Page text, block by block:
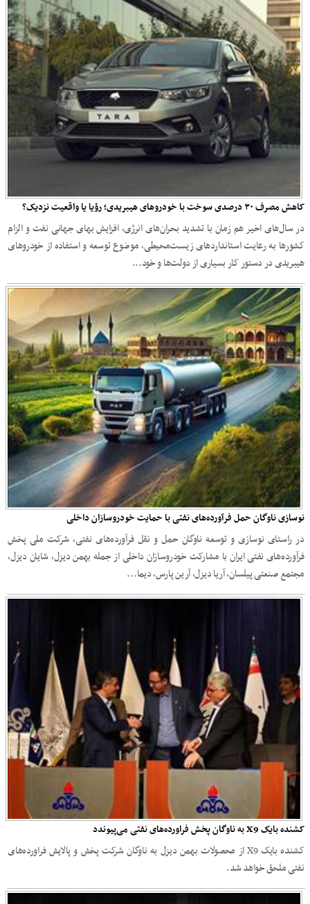
کاهش مصرف ۳۰ درصدی سوخت با خودروهای هیبریدی؛ رؤیا یا واقعیت نزدیک؟
در سال‌های اخیر هم‌ زمان با تشدید بحران‌های انرژی، افزایش بهای جهانی نفت و الزام
کشورها به رعایت استانداردهای زیست‌محیطی، موضوع توسعه و استفاده از خودروهای
هیبریدی در دستور کار بسیاری از دولت‌ها و خود...
نوسازی ناوگان حمل فرآورده‌های نفتی با حمایت خودروسازان داخلی
در راستای نوسازی و توسعه ناوگان حمل و نقل فرآورده‌های نفتی، شرکت ملی پخش
فرآورده‌های نفتی ایران با مشارکت خودروسازان داخلی از جمله بهمن دیزل، شایان دیزل،
مجتمع صنعتی پیلسان، آریا دیزل، آرین پارس، دیما...
کشنده بایک X9 به ناوگان پخش فراورده‌های نفتی می‌پیوندد
کشنده بایک X9 از محصولات بهمن دیزل به ناوگان شرکت پخش و پالایش فراورده‌های
نفتی ملحق خواهد شد.